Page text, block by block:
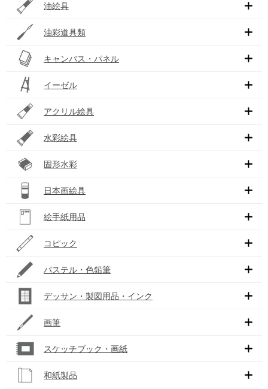
油絵具
油彩道具類
キャンバス・パネル
イーゼル
アクリル絵具
水彩絵具
固形水彩
日本画絵具
絵手紙用品
コピック
パステル・色鉛筆
デッサン・製図用品・インク
画筆
スケッチブック・画紙
和紙製品